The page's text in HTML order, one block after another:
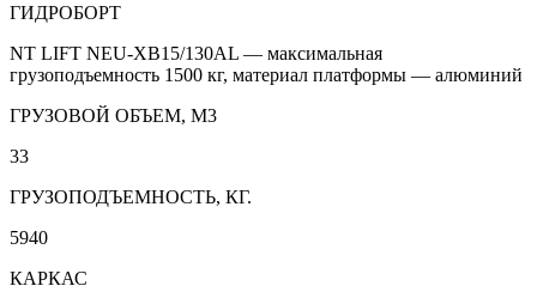
ГИДРОБОРТ
NT LIFT NEU-XB15/130AL — максимальная
грузоподъемность 1500 кг, материал платформы — алюминий
ГРУЗОВОЙ ОБЪЕМ, М3
33
ГРУЗОПОДЪЕМНОСТЬ, КГ.
5940
КАРКАС